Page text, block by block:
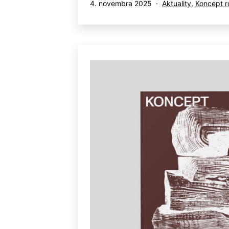
Publikované
4. novembra 2025
Kategorizované
Aktuality, Koncept